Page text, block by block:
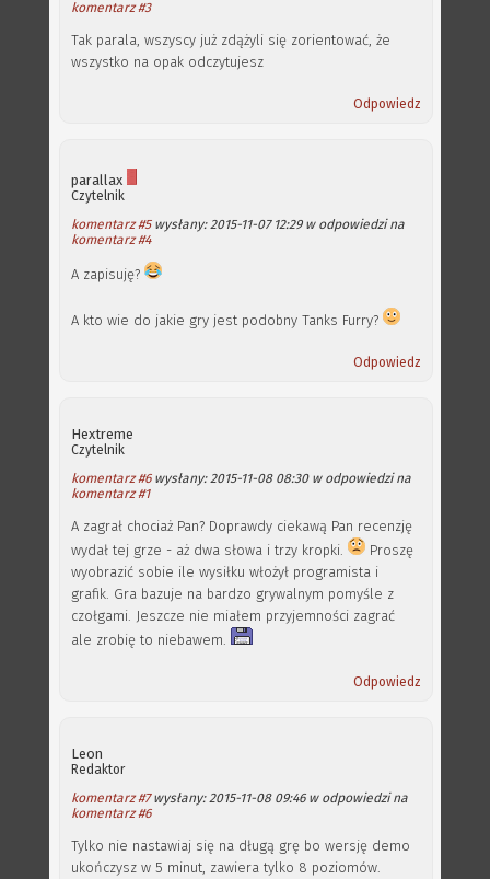
komentarz #3
Tak parala, wszyscy już zdążyli się zorientować, że
wszystko na opak odczytujesz
Odpowiedz
parallax
Czytelnik
komentarz #5wysłany: 2015-11-07 12:29 w odpowiedzi na
komentarz #4
A zapisuję?
A kto wie do jakie gry jest podobny Tanks Furry?
Odpowiedz
Hextreme
Czytelnik
komentarz #6wysłany: 2015-11-08 08:30 w odpowiedzi na
komentarz #1
A zagrał chociaż Pan? Doprawdy ciekawą Pan recenzję
wydał tej grze - aż dwa słowa i trzy kropki.
Proszę
wyobrazić sobie ile wysiłku włożył programista i
grafik. Gra bazuje na bardzo grywalnym pomyśle z
czołgami. Jeszcze nie miałem przyjemności zagrać
ale zrobię to niebawem.
Odpowiedz
Leon
Redaktor
komentarz #7wysłany: 2015-11-08 09:46 w odpowiedzi na
komentarz #6
Tylko nie nastawiaj się na długą grę bo wersję demo
ukończysz w 5 minut, zawiera tylko 8 poziomów.